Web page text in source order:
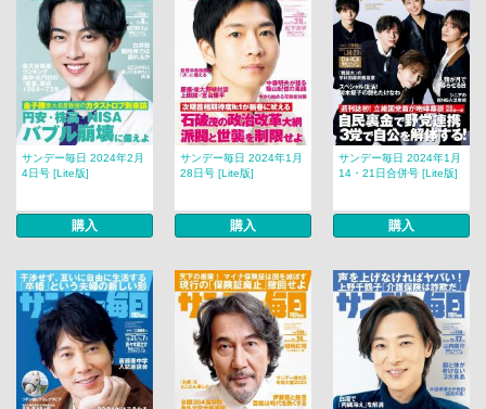
サンデー毎日 2024年2月
4日号 [Lite版]
購入
サンデー毎日 2024年1月
28日号 [Lite版]
購入
サンデー毎日 2024年1月
14・21日合併号 [Lite版]
購入